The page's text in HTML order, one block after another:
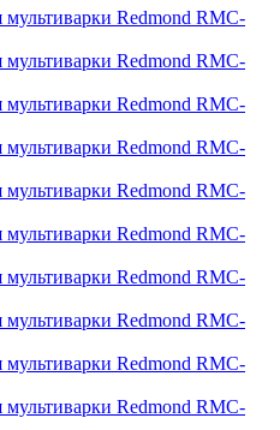
мультиварки Redmond RMC-
мультиварки Redmond RMC-
мультиварки Redmond RMC-
мультиварки Redmond RMC-
мультиварки Redmond RMC-
мультиварки Redmond RMC-
мультиварки Redmond RMC-
мультиварки Redmond RMC-
мультиварки Redmond RMC-
мультиварки Redmond RMC-